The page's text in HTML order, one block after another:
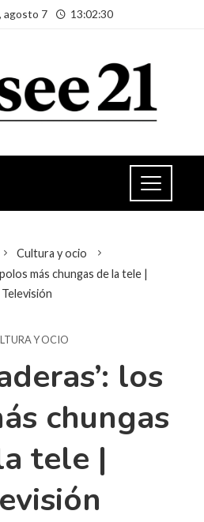
agosto 7 13:02:30
Cultura y ocio
más chungas de la tele |
Televisión
Y OCIO
los
chungas
tele |